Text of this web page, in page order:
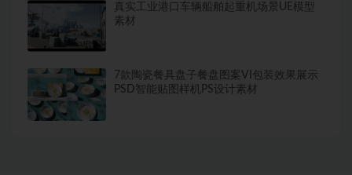
真实工业港口车辆船舶起重机场景UE模型
素材
7款陶瓷餐具盘子餐盘图案VI包装效果展示
PSD智能贴图样机PS设计素材